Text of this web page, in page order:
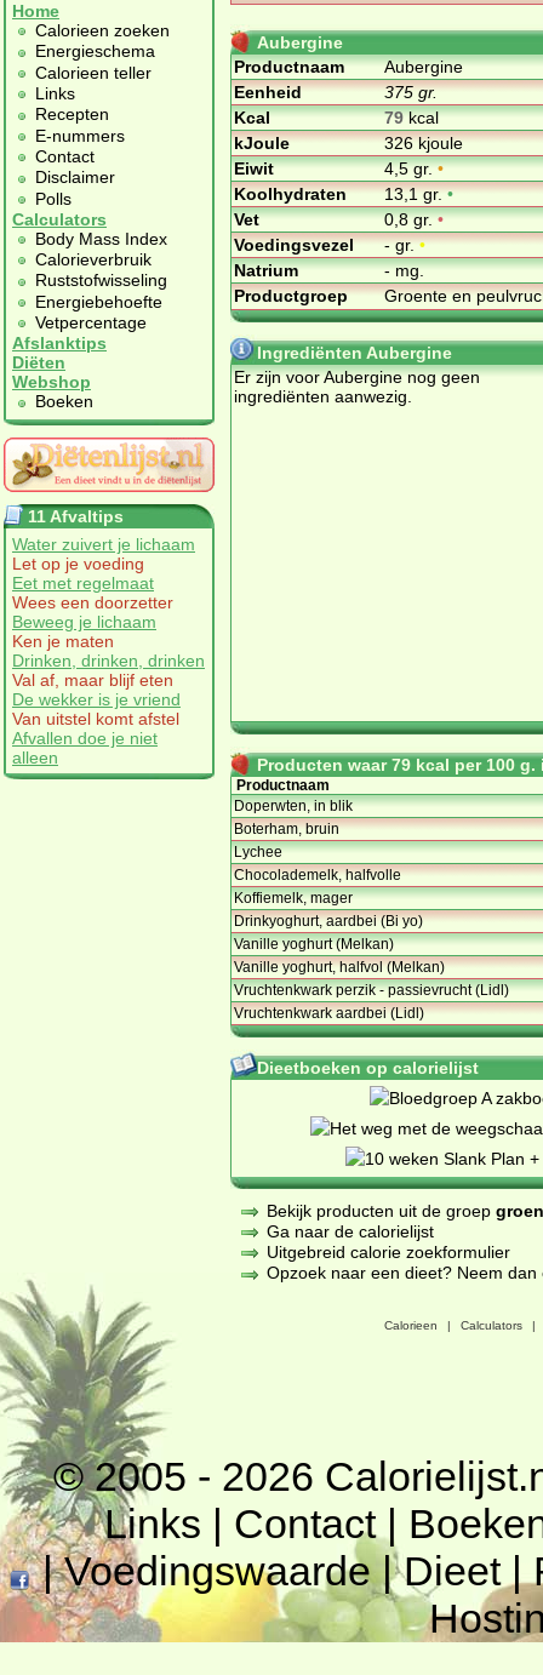
Home
Calorieen zoeken
Energieschema
Calorieen teller
Links
Recepten
E-nummers
Contact
Disclaimer
Polls
Calculators
Body Mass Index
Calorieverbruik
Ruststofwisseling
Energiebehoefte
Vetpercentage
Afslanktips
Diëten
Webshop
Boeken
11 Afvaltips
Water zuivert je lichaam
Let op je voeding
Eet met regelmaat
Wees een doorzetter
Beweeg je lichaam
Ken je maten
Drinken, drinken, drinken
Val af, maar blijf eten
De wekker is je vriend
Van uitstel komt afstel
Afvallen doe je niet
alleen
Aubergine
Productnaam
Aubergine
Eenheid
375 gr.
Kcal
79kcal
kJoule
326 kjoule
Eiwit
4,5 gr.•
Koolhydraten
13,1 gr.•
Vet
0,8 gr.•
Voedingsvezel
- gr.•
Natrium
- mg.
Productgroep
Groente en
Ingrediënten Aubergine
Er zijn voor Aubergine nog geen
ingrediënten aanwezig.
Producten waar 79 kcal per 100
Productnaam
Doperwten, in blik
Boterham, bruin
Lychee
Chocolademelk, halfvolle
Koffiemelk, mager
Drinkyoghurt, aardbei (Bi yo)
Vanille yoghurt (Melkan)
Vanille yoghurt, halfvol (Melkan)
Vruchtenkwark perzik - passievrucht (Lidl)
Vruchtenkwark aardbei (Lidl)
Dieetboeken op calorielijst
Bekijk producten uit de groep
Ga naar de calorielijst
Uitgebreid calorie zoekformulier
Opzoek naar een dieet? Neem
Calorieen | Calculators |
© 2005 - 2026
Links | Contact|
|Voedingswaarde|Dieet|